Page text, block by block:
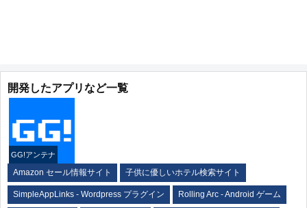
開発したアプリなど一覧
GG!アンテナ
Amazon セール情報サイト 子供に優しいホテル検索サイト
SimpleAppLinks - Wordpress プラグイン Rolling Arc - Android ゲーム